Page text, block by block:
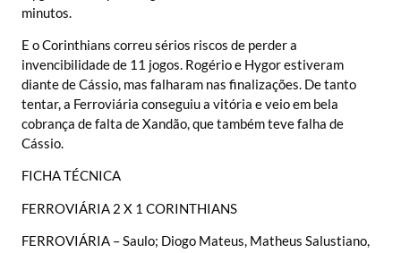
minutos.
E o Corinthians correu sérios riscos de perder a
invencibilidade de 11 jogos. Rogério e Hygor estiveram
diante de Cássio, mas falharam nas finalizações. De tanto
tentar, a Ferroviária conseguiu a vitória e veio em bela
cobrança de falta de Xandão, que também teve falha de
Cássio.
FICHA TÉCNICA
FERROVIÁRIA 2 X 1 CORINTHIANS
FERROVIÁRIA – Saulo; Diogo Mateus, Matheus Salustiano,